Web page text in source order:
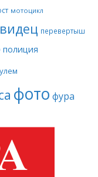
мотоцикл
перевертыш
полиция
фото фура